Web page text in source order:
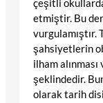
çeşitli
etmiştir. Bu
vurgulamıştır.
şahsiyetlerin
ilham
şeklindedir.
olarak tarih